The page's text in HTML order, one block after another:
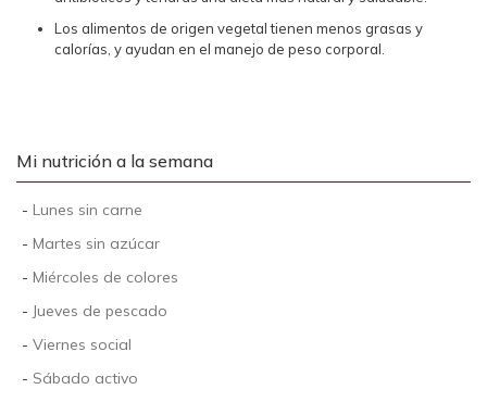
Los alimentos de origen vegetal tienen menos grasas y
calorías, y ayudan en el manejo de peso corporal.
Mi nutrición a la semana
- Lunes sin carne
- Martes sin azúcar
- Miércoles de colores
- Jueves de pescado
- Viernes social
- Sábado activo